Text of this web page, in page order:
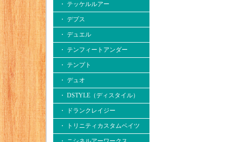
・ テッケルルアー
・ デプス
・ デュエル
・ テンフィートアンダー
・ テンプト
・ デュオ
・ DSTYLE（ディスタイル）
・ ドランクレイジー
・ トリニティカスタムベイツ